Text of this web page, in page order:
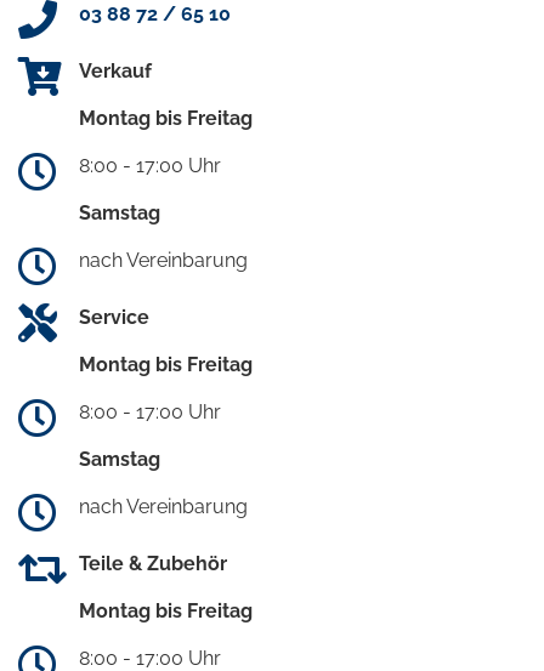
03 88 72 / 65 10
Verkauf
Montag bis Freitag
8:00 - 17:00 Uhr
Samstag
nach Vereinbarung
Service
Montag bis Freitag
8:00 - 17:00 Uhr
Samstag
nach Vereinbarung
Teile & Zubehör
Montag bis Freitag
8:00 - 17:00 Uhr